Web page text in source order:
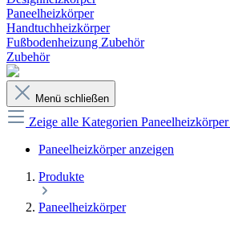
Paneelheizkörper
Handtuchheizkörper
Fußbodenheizung Zubehör
Zubehör
Menü schließen
Zeige alle Kategorien Paneelheizkörper
Paneelheizkörper anzeigen
Produkte
Paneelheizkörper